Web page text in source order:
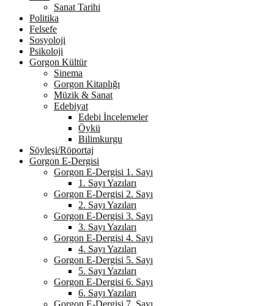
Sanat Tarihi
Politika
Felsefe
Sosyoloji
Psikoloji
Gorgon Kültür
Sinema
Gorgon Kitaplığı
Müzik & Sanat
Edebiyat
Edebi İncelemeler
Öykü
Bilimkurgu
Söyleşi/Röportaj
Gorgon E-Dergisi
Gorgon E-Dergisi 1. Sayı
1. Sayı Yazıları
Gorgon E-Dergisi 2. Sayı
2. Sayı Yazıları
Gorgon E-Dergisi 3. Sayı
3. Sayı Yazıları
Gorgon E-Dergisi 4. Sayı
4. Sayı Yazıları
Gorgon E-Dergisi 5. Sayı
5. Sayı Yazıları
Gorgon E-Dergisi 6. Sayı
6. Sayı Yazıları
Gorgon E-Dergisi 7. Sayı